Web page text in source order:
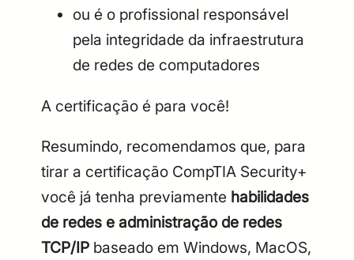
ou é o profissional responsável
pela integridade da infraestrutura
de redes de computadores
A certificação é para você!
Resumindo, recomendamos que, para
tirar a certificação CompTIA Security+
você já tenha previamente habilidades
de redes e administração de redes
TCP/IP baseado em Windows, MacOS,